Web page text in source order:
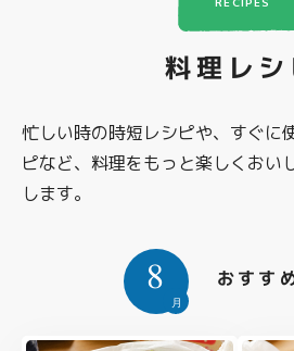
料理レシ
忙しい時の時短レシピや、すぐに
ピなど、料理をもっと楽しくおい
します。
8
月
おすす